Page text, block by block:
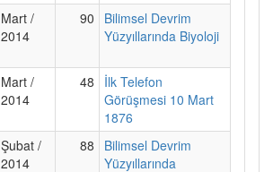
Mart /
2014
90
Bilimsel Devrim
Yüzyıllarında Biyoloji
Mart /
2014
48
İlk Telefon
Görüşmesi 10 Mart
1876
Şubat /
2014
88
Bilimsel Devrim
Yüzyıllarında